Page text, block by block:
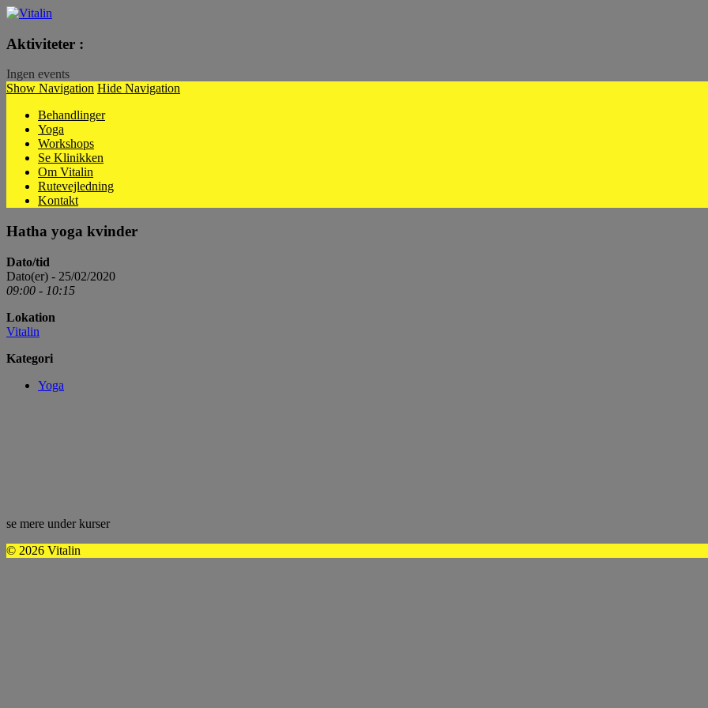
Aktiviteter :
Ingen events
Show Navigation Hide Navigation
Behandlinger
Yoga
Workshops
Se Klinikken
Om Vitalin
Rutevejledning
Kontakt
Hatha yoga kvinder
Dato/tid
Dato(er) - 25/02/2020
09:00 - 10:15
Lokation
Vitalin
Kategori
Yoga
se mere under kurser
© 2026 Vitalin